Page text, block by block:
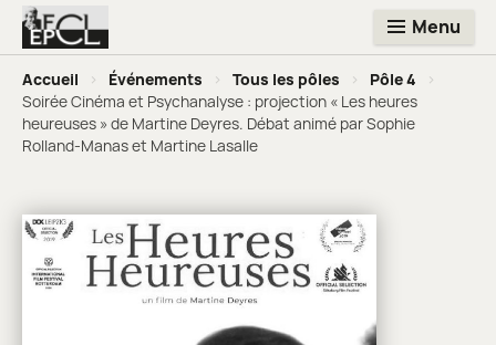
Menu
Accueil > Événements > Tous les pôles > Pôle 4
>
Soirée Cinéma et Psychanalyse : projection « Les heures
heureuses » de Martine Deyres. Débat animé par Sophie
Rolland-Manas et Martine Lasalle